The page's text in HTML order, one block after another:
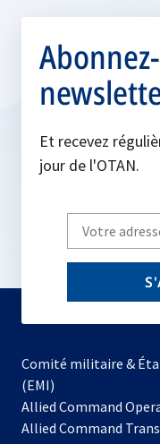
Et recevez
jour de l'OTAN.
Write
your
email
Comité militaire &
(EMI)
Allied Command
Allied Command